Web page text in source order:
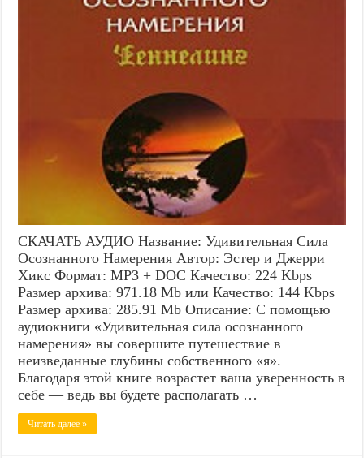
СКАЧАТЬ АУДИО Название: Удивительная Сила
Осознанного Намерения Автор: Эстер и Джерри
Хикс Формат: MP3 + DOC Качество: 224 Kbps
Размер архива: 971.18 Mb или Качество: 144 Kbps
Размер архива: 285.91 Mb Описание: С помощью
аудиокниги «Удивительная сила осознанного
намерения» вы совершите путешествие в
неизведанные глубины собственного «я».
Благодаря этой книге возрастет ваша уверенность в
себе — ведь вы будете располагать …
Читать далее »